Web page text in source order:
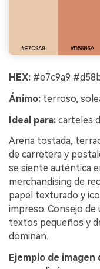
HEX: #e7c9a9
Ánimo: terroso,
Ideal para: carteles
Arena tostada,
de carretera y
se siente auténtica
merchandising de
papel texturado y
impreso. Consejo
textos pequeños y
dominan.
Ejemplo de